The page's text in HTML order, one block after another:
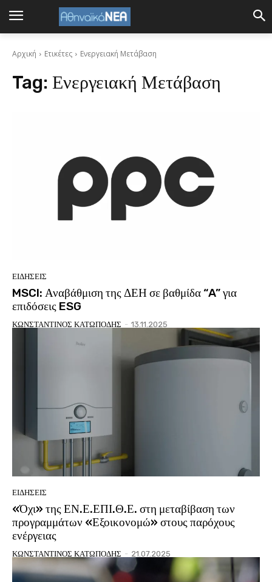
Αρχική Ετικέτες Ενεργειακή Μετάβαση
Tag: Ενεργειακή Μετάβαση
ΕΙΔΗΣΕΙΣ
MSCI: Αναβάθμιση της ΔΕΗ σε βαθμίδα “A” για
επιδόσεις ESG
ΚΩΝΣΤΑΝΤΙΝΟΣ ΚΑΤΩΠΟΔΗΣ - 13.11.2025
ΕΙΔΗΣΕΙΣ
«Όχι» της ΕΝ.Ε.ΕΠΙ.Θ.Ε. στη μεταβίβαση των
προγραμμάτων «Εξοικονομώ» στους παρόχους
ενέργειας
ΚΩΝΣΤΑΝΤΙΝΟΣ ΚΑΤΩΠΟΔΗΣ - 21.07.2025